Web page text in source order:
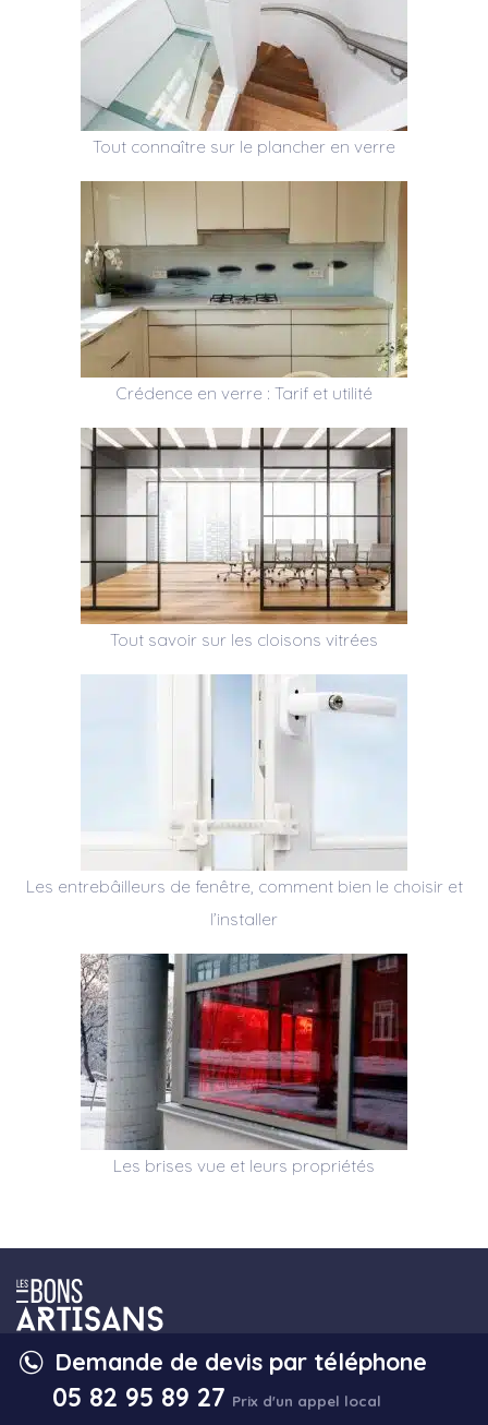
Tout connaître sur le plancher en verre
Crédence en verre : Tarif et utilité
Tout savoir sur les cloisons vitrées
Les entrebâilleurs de fenêtre, comment bien le choisir et
l’installer
Les brises vue et leurs propriétés
DEMANDE DE DEVIS
Demande de devis par téléphone
05 82 95 89 27 Prix d'un appel local